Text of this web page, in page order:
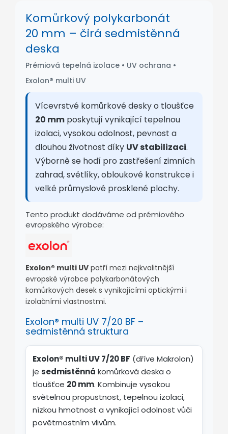
Komůrkový polykarbonát
20 mm – čirá sedmistěnná
deska
Prémiová tepelná izolace • UV ochrana •
Exolon® multi UV
Vícevrstvé komůrkové desky o tloušťce
20 mm poskytují vynikající tepelnou
izolaci, vysokou odolnost, pevnost a
dlouhou životnost díky UV stabilizaci.
Výborně se hodí pro zastřešení zimních
zahrad, světlíky, obloukové konstrukce i
velké průmyslové prosklené plochy.
Tento produkt dodáváme od prémiového
evropského výrobce:
Exolon® multi UV patří mezi nejkvalitnější
evropské výrobce polykarbonátových
komůrkových desek s vynikajícími optickými i
izolačními vlastnostmi.
Exolon® multi UV 7/20 BF –
sedmistěnná struktura
Exolon® multi UV 7/20 BF (dříve Makrolon)
je sedmistěnná komůrková deska o
tloušťce 20 mm. Kombinuje vysokou
světelnou propustnost, tepelnou izolaci,
nízkou hmotnost a vynikající odolnost vůči
povětrnostním vlivům.